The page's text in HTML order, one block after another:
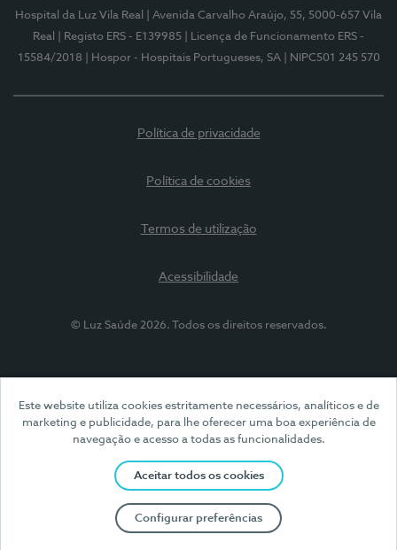
Este website utiliza cookies estritamente necessários, analíticos e de
marketing e publicidade, para lhe oferecer uma boa experiência de
navegação e acesso a todas as funcionalidades.
Aceitar todos os cookies
Configurar preferências
Hospital da Luz Vila Real
| Avenida Carvalho Araújo, 55, 5000-657 Vila
Real
| Registo ERS - E139985
| Licença de Funcionamento ERS -
15584/2018
| Hospor - Hospitais Portugueses, SA | NIPC501 245 570
Política de privacidade
Política de cookies
Termos de utilização
Acessibilidade
© Luz Saúde 2026. Todos os direitos reservados.